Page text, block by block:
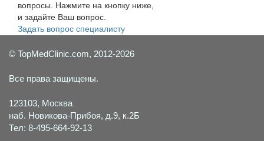
вопросы. Нажмите на кнопку ниже,
и задайте Ваш вопрос.
Задать вопрос специалисту
© TopMedClinic.com, 2012-2026
Все права защищены.
123103, Москва
наб. Новикова-Прибоя, д.9, к.2Б
Тел: 8-495-664-92-13